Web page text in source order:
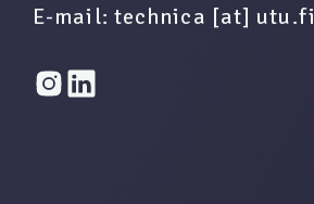
E-mail: technica [at] utu.fi